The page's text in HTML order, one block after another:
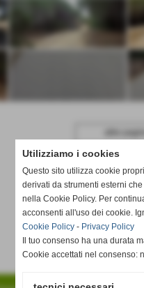
Utilizziamo i cookies
Questo sito utilizza cookie
derivati da strumenti esterni
nella Cookie Policy. Per
acconsenti all'uso dei cookie.
Cookie Policy - Privacy Policy
Il tuo consenso ha una durata
Cookie accettati nel consenso: